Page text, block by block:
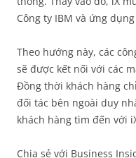
Công ty IBM và ứng
Theo hướng này, các
sẽ được kết nối với các
Đồng thời khách hàng
đối tác bên ngoài duy
khách hàng tìm đến với
Chia sẻ với Business